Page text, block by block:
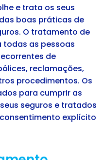
e trata os seus
boas práticas de
O tratamento de
as pessoas
de
reclamações,
procedimentos. Os
para cumprir as
seguros e tratados
explícito